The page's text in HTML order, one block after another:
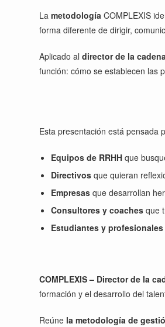
Lametodología COMPLEXIS
forma diferente de dirigir,
Aplicado aldirector de la
función: cómo se establecen las
Esta presentación está pensada
Equipos de RRHH que
Directivos que quieran
Empresas que desarrollan
Consultores y coaches que
Estudiantes y profesionales
COMPLEXIS – Director de la
formación y el desarrollo del
Reúne la metodología de